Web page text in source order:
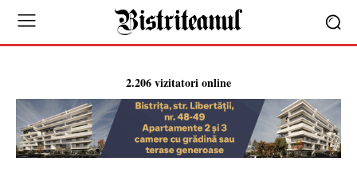
2.206 vizitatori online